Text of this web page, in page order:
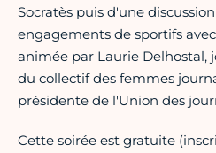
Socratès puis d'une
engagements de sportifs avec
animée par Laurie Delhostal,
du collectif des femmes
présidente de l'Union des
Cette soirée est gratuite